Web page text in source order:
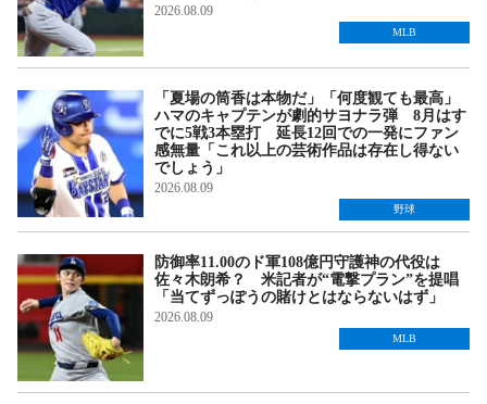
2026.08.09
MLB
「夏場の筒香は本物だ」「何度観ても最高」
ハマのキャプテンが劇的サヨナラ弾 8月はす
でに5戦3本塁打 延長12回での一発にファン
感無量「これ以上の芸術作品は存在し得ない
でしょう」
2026.08.09
野球
防御率11.00のド軍108億円守護神の代役は
佐々木朗希？ 米記者が“電撃プラン”を提唱
「当てずっぽうの賭けとはならないはず」
2026.08.09
MLB